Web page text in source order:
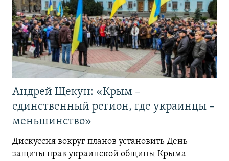
Андрей Щекун: «Крым –
единственный регион, где украинцы –
меньшинство»
Дискуссия вокруг планов установить День
защиты прав украинской общины Крыма